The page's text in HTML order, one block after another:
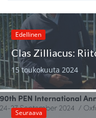
Edellinen
15 toukokuuta 2024
Seuraava